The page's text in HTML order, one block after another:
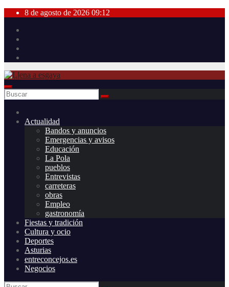
Saltar
contenido
8 de agosto de 2026 09:12
Actualidad
Bandos y anuncios
Emergencias y avisos
Educación
La Pola
pueblos
Entrevistas
carreteras
obras
Empleo
gastronomía
Fiestas y tradición
Cultura y ocio
Deportes
Asturias
entreconcejos.es
Negocios